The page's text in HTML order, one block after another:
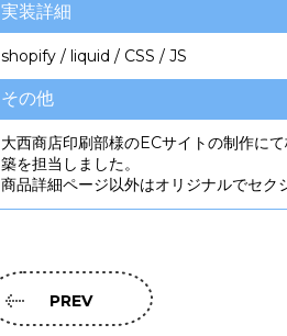
実装詳細
shopify / liquid / CSS / JS
その他
大西商店印刷部様のECサイトの制作に
築を担当しました。
商品詳細ページ以外はオリジナルでセク
PREV